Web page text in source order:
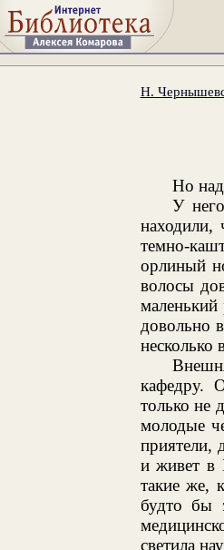
Н.
Но
У
находили,
темно-
орлиный
волосы
довольно
несколько
кафедру.
только не
молодые
приятели,
и живет в
такие же,
будто бы
светила